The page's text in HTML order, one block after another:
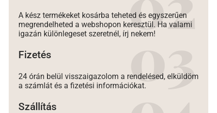
A kész termékeket kosárba teheted és egyszerűen
megrendelheted a webshopon keresztül. Ha valami
igazán különlegeset szeretnél, írj nekem!
Fizetés
24 órán belül visszaigazolom a rendelésed, elküldöm
a számlát és a fizetési információkat.
Szállítás